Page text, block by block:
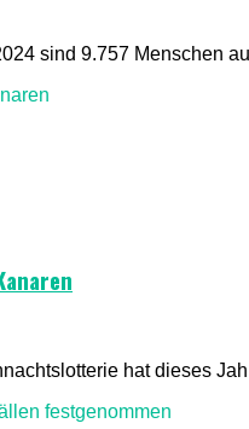
sind 9.757 Menschen
hat dieses